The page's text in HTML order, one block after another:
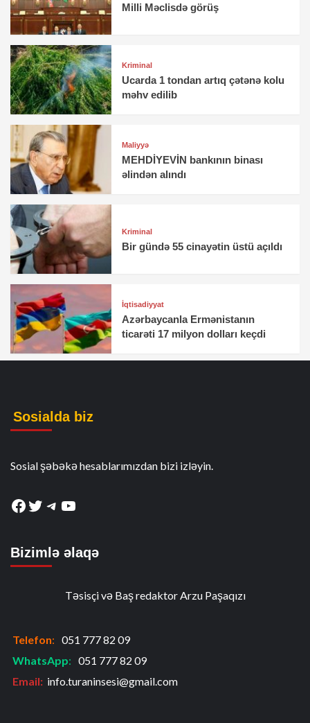
Milli Məclisdə görüş
Kriminal
Ucarda 1 tondan artıq çətənə kolu
məhv edilib
Maliyyə
MEHDİYEVİN bankının binası
əlindən alındı
Kriminal
Bir gündə 55 cinayətin üstü açıldı
İqtisadiyyat
Azərbaycanla Ermənistanın
ticarəti 17 milyon dolları keçdi
Sosialda biz
Sosial şəbəkə hesablarımızdan bizi izləyin.
Facebook
Twitter
Telegram
YouTube
Bizimlə əlaqə
Təsisçi və Baş redaktor Arzu Paşaqızı
Telefon: 051 777 82 09
WhatsApp: 051 777 82 09
Email: info.turaninsesi@gmail.com